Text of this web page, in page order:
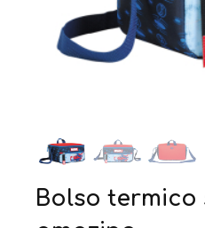
bolso termico spiderman